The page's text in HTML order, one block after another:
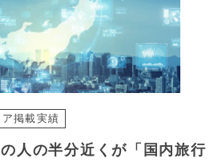
ア掲載実績
人の半分近くが「国内旅行